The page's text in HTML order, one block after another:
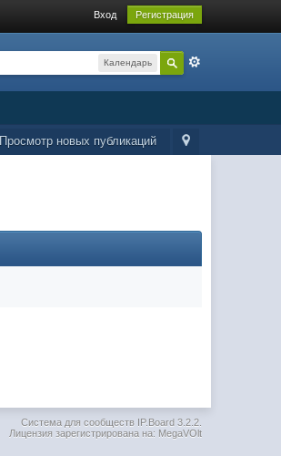
Вход Регистрация
Календарь
Просмотр новых публикаций
Система для сообществ IP.Board 3.2.2.
Лицензия зарегистрирована на: MegaVOlt